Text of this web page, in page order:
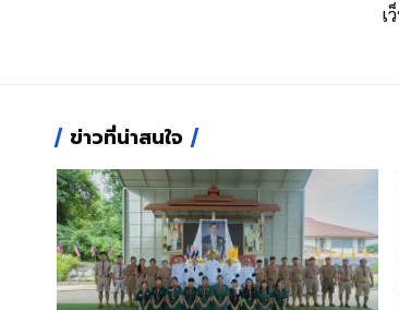
เ
ข่าวที่น่าสนใจ